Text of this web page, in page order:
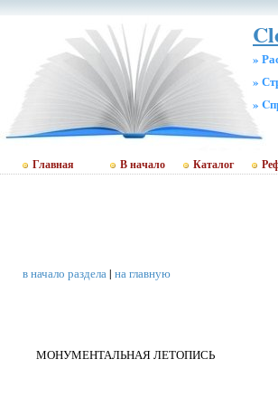
»
»
»
Главная В начало Каталог
в начало раздела| на главную
МОНУМЕНТАЛЬНАЯ ЛЕТОПИСЬ